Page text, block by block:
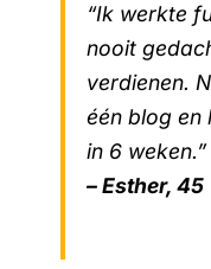
“Ik werkte
nooit
verdienen.
één blog en
in 6 weken.”
– Esther, 45